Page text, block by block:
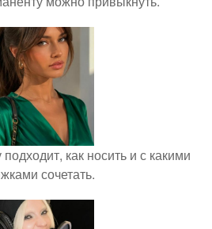
как носить и с какими
сочетать.